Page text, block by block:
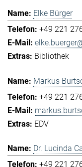
Elke Bürger
+49 221
Bibliothek
Markus
+49 221
EDV
Dr. Lucinda
+49 221